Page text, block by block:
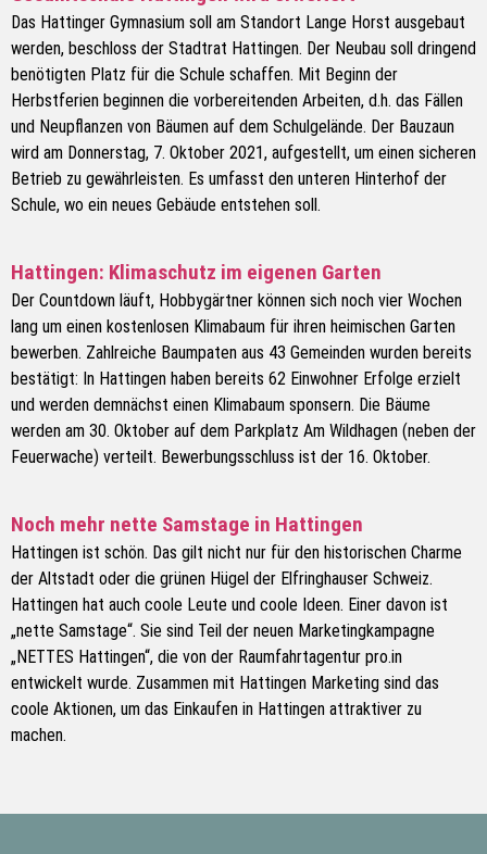
Das Hattinger Gymnasium soll am Standort Lange Horst ausgebaut
werden, beschloss der Stadtrat Hattingen. Der Neubau soll dringend
benötigten Platz für die Schule schaffen. Mit Beginn der
Herbstferien beginnen die vorbereitenden Arbeiten, d.h. das Fällen
und Neupflanzen von Bäumen auf dem Schulgelände. Der Bauzaun
wird am Donnerstag, 7. Oktober 2021, aufgestellt, um einen sicheren
Betrieb zu gewährleisten. Es umfasst den unteren Hinterhof der
Schule, wo ein neues Gebäude entstehen soll.
Hattingen: Klimaschutz im eigenen Garten
Der Countdown läuft, Hobbygärtner können sich noch vier Wochen
lang um einen kostenlosen Klimabaum für ihren heimischen Garten
bewerben. Zahlreiche Baumpaten aus 43 Gemeinden wurden bereits
bestätigt: In Hattingen haben bereits 62 Einwohner Erfolge erzielt
und werden demnächst einen Klimabaum sponsern. Die Bäume
werden am 30. Oktober auf dem Parkplatz Am Wildhagen (neben der
Feuerwache) verteilt. Bewerbungsschluss ist der 16. Oktober.
Noch mehr nette Samstage in Hattingen
Hattingen ist schön. Das gilt nicht nur für den historischen Charme
der Altstadt oder die grünen Hügel der Elfringhauser Schweiz.
Hattingen hat auch coole Leute und coole Ideen. Einer davon ist
„nette Samstage“. Sie sind Teil der neuen Marketingkampagne
„NETTES Hattingen“, die von der Raumfahrtagentur pro.in
entwickelt wurde. Zusammen mit Hattingen Marketing sind das
coole Aktionen, um das Einkaufen in Hattingen attraktiver zu
machen.